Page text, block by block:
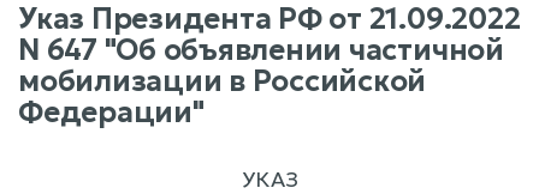
Указ Президента РФ от 21.09.2022
N 647 "Об объявлении частичной
мобилизации в Российской
Федерации"
УКАЗ